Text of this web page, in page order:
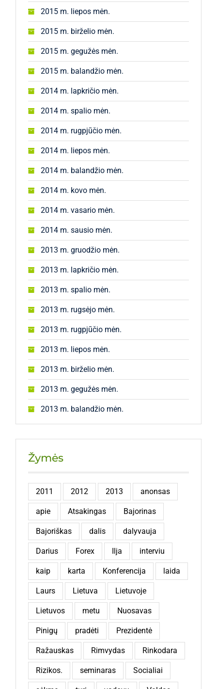
2015 m. liepos mėn.
2015 m. birželio mėn.
2015 m. gegužės mėn.
2015 m. balandžio mėn.
2014 m. lapkričio mėn.
2014 m. spalio mėn.
2014 m. rugpjūčio mėn.
2014 m. liepos mėn.
2014 m. balandžio mėn.
2014 m. kovo mėn.
2014 m. vasario mėn.
2014 m. sausio mėn.
2013 m. gruodžio mėn.
2013 m. lapkričio mėn.
2013 m. spalio mėn.
2013 m. rugsėjo mėn.
2013 m. rugpjūčio mėn.
2013 m. liepos mėn.
2013 m. birželio mėn.
2013 m. gegužės mėn.
2013 m. balandžio mėn.
Žymės
2011 2012 2013 anonsas
apie Atsakingas Bajorinas
Bajoriškas dalis dalyvauja
Darius Forex Ilja interviu
kaip karta Konferencija laida
Laurs Lietuva Lietuvoje
Lietuvos metu Nuosavas
Pinigų pradėti Prezidentė
Ražauskas Rimvydas Rinkodara
Rizikos. seminaras Socialiai